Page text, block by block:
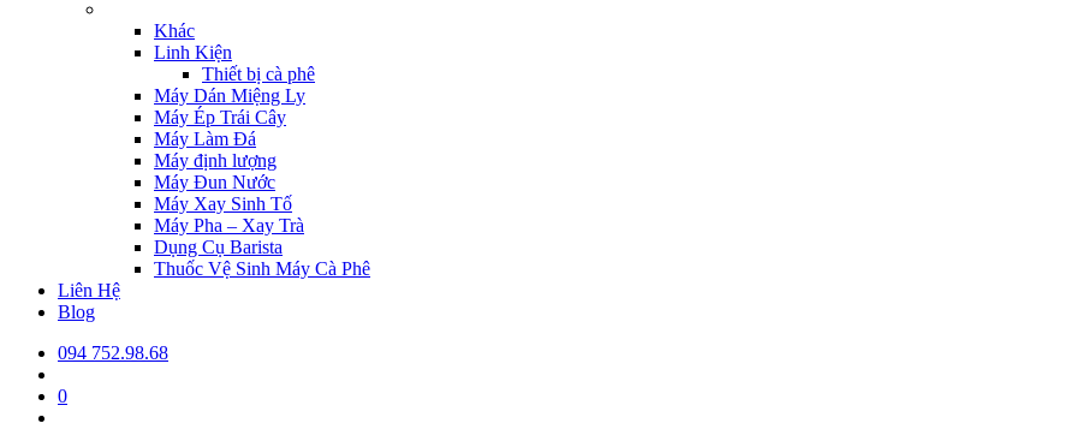
Khác
Linh Kiện
Thiết bị cà phê
Máy Dán Miệng Ly
Máy Ép Trái Cây
Máy Làm Đá
Máy định lượng
Máy Đun Nước
Máy Xay Sinh Tố
Máy Pha – Xay Trà
Dụng Cụ Barista
Thuốc Vệ Sinh Máy Cà Phê
Liên Hệ
Blog
094 752.98.68
0